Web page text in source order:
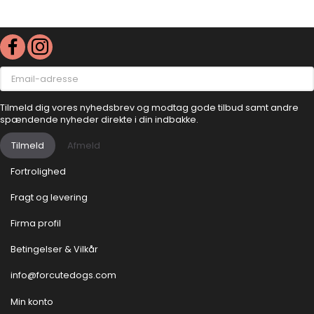
Email-
adresse
Tilmeld dig vores nyhedsbrev og modtag gode tilbud samt andre
spændende nyheder direkte i din indbakke.
Tilmeld Afmeld
Fortrolighed
Fragt og levering
Firma profil
Betingelser & Vilkår
info@forcutedogs.com
Min konto